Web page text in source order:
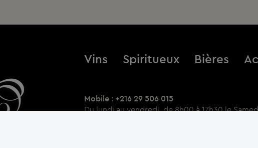
Vins Spiritueux Bières
Mobile : +216 29 506 015
Du lundi au vendredi, de 8h00 à 17h30 le